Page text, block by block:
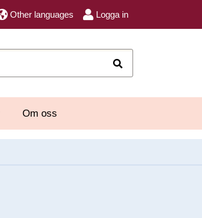
Other languages Logga in
Om oss